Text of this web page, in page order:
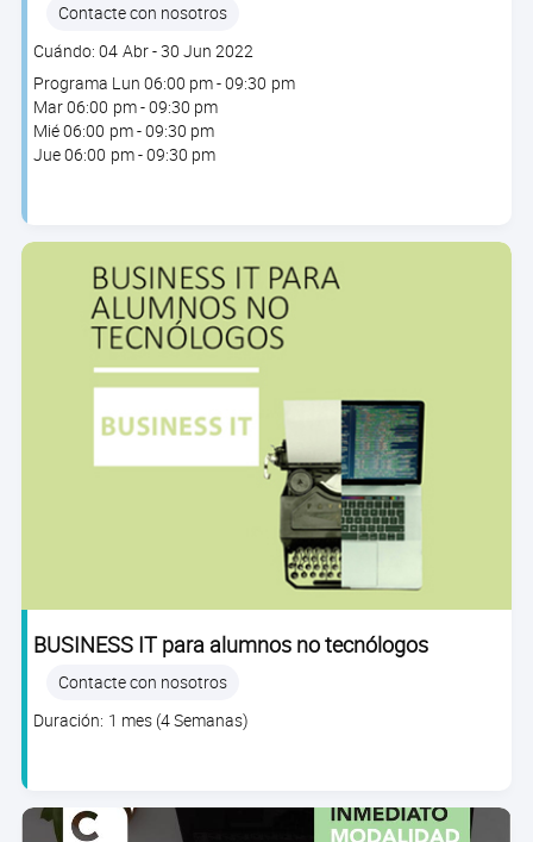
Contacte con nosotros
Clase
dates
Cuándo: 04 Abr - 30 Jun 2022
Programa Lun 06:00 pm - 09:30 pm
Mar06:00 pm - 09:30 pm
Mié06:00 pm - 09:30 pm
Jue06:00 pm - 09:30 pm
BUSINESS IT para alumnos no tecnólogos
Contacte con nosotros
Clase
Duración: 1 mes (4 Semanas)